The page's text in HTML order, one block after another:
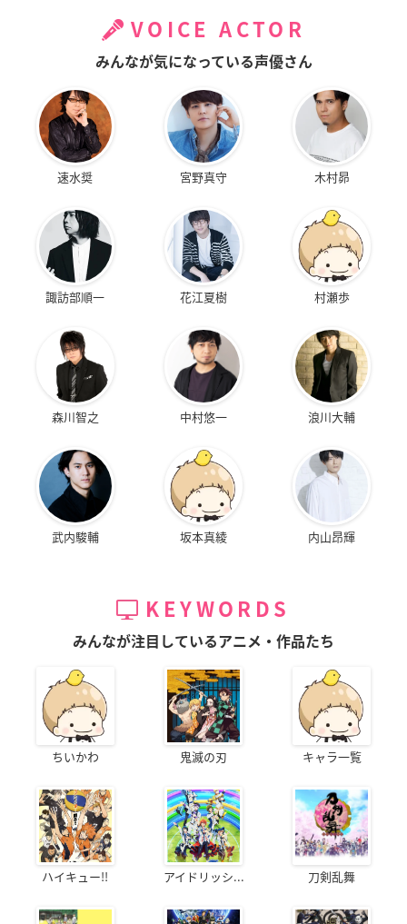
VOICE ACTOR
みんなが気になっている声優さん
速水奨 宮野真守 木村昴
諏訪部順一 花江夏樹 村瀬歩
森川智之 中村悠一 浪川大輔
武内駿輔 坂本真綾 内山昂輝
KEYWORDS
みんなが注目しているアニメ・作品たち
ちいかわ 鬼滅の刃 キャラ一覧
ハイキュー!! アイドリッシ... 刀剣乱舞